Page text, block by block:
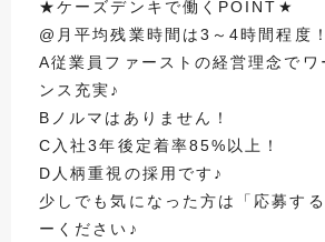
★ケーズデンキで働くPOINT★
@月平均残業時間は3～4時間程度！
A従業員ファーストの経営理念でワ
ンス充実♪
Bノルマはありません！
C入社3年後定着率85%以上！
D人柄重視の採用です♪
少しでも気になった方は「応募す
ーください♪